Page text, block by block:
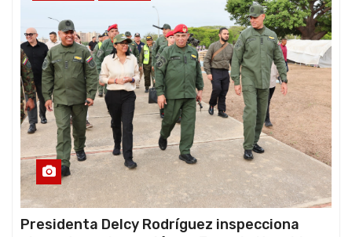
Presidenta Delcy Rodríguez inspecciona